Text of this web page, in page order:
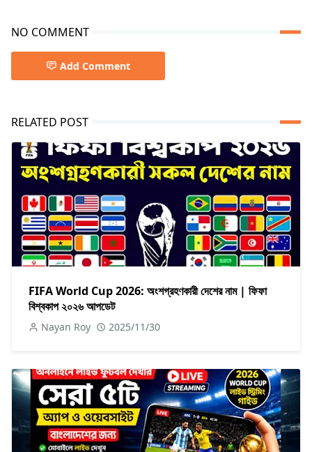
NO COMMENT
Add Comment
RELATED POST
FIFA World Cup 2026: অংশগ্রহণকারী দেশের নাম | ফিফা
বিশ্বকাপ ২০২৬ আপডেট
Nayan Roy 2025/11/30